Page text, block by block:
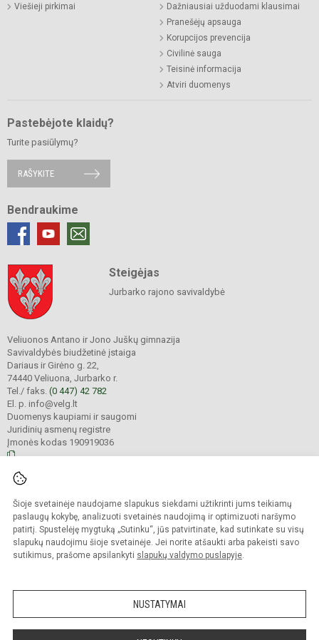
Šioje svetainėje naudojame slapukus siekdami užtikrinti jums teikiamų
paslaugų kokybę, analizuoti svetainės naudojimą ir optimizuoti naršymo
patirtį. Spustelėję mygtuką „Sutinku“, jūs patvirtinate, kad sutinkate su visų
slapukų naudojimu šioje svetainėje. Jei norite atšaukti arba pakeisti savo
sutikimus, prašome apsilankyti slapukų valdymo puslapyje.
NUSTATYMAI
Viešieji pirkimai
Dažniausiai užduodami klausimai
Pranešėjų apsauga
Korupcijos prevencija
Civilinė sauga
Teisinė informacija
Atviri duomenys
Pastebėjote klaidų?
Turite pasiūlymų?
RAŠYKITE
Bendraukime
Steigėjas
Jurbarko rajono savivaldybė
Veliuonos Antano ir Jono Juškų gimnazija
Savivaldybės biudžetinė įstaiga
Dariaus ir Girėno g. 22,
74440 Veliuona, Jurbarko r.
Tel./ faks. (0 447) 42 782
El. p. info@velg.lt
Duomenys kaupiami ir saugomi
Juridinių asmenų registre
Įmonės kodas 190919036
Kopijuoti turinį be raštiško gimnazijos administracijos sutikimo griežtai
draudžiama.
Prieinamumo paraiška Slapukų valdymas
Sumanus būdas atnaujinti